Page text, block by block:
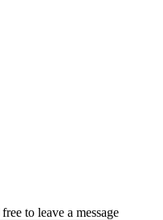
to leave a message